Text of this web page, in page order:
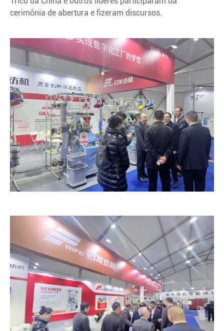
cerimônia de abertura e fizeram discursos.